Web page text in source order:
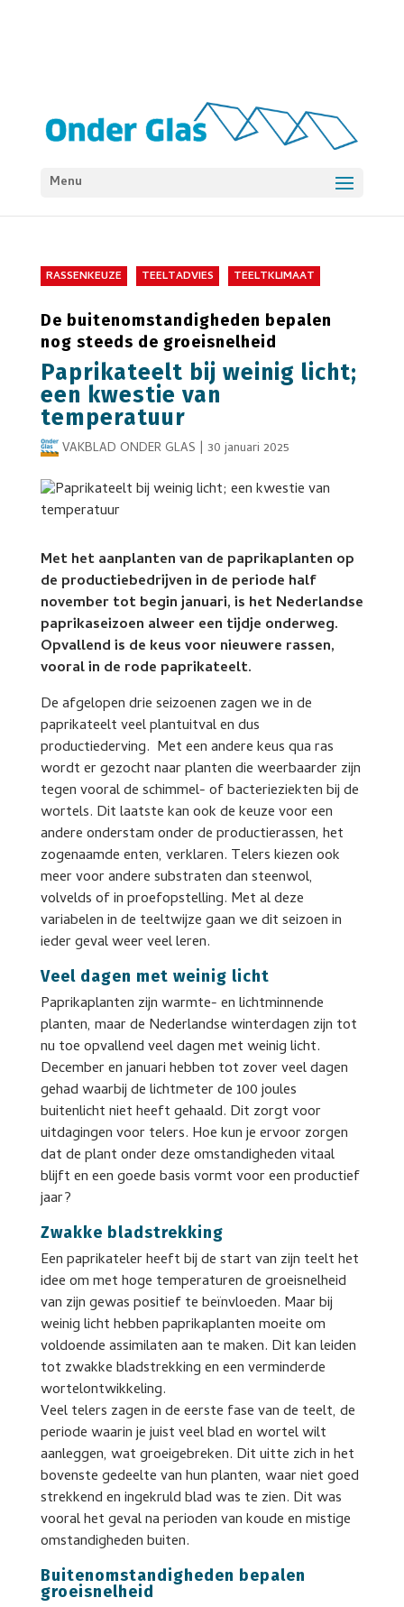
Menu
RASSENKEUZE TEELTADVIES TEELTKLIMAAT
De buitenomstandigheden bepalen
nog steeds de groeisnelheid
Paprikateelt bij weinig licht;
een kwestie van
temperatuur
VAKBLAD ONDER GLAS | 30 januari 2025
Met het aanplanten van de paprikaplanten op
de productiebedrijven in de periode half
november tot begin januari, is het Nederlandse
paprikaseizoen alweer een tijdje onderweg.
Opvallend is de keus voor nieuwere rassen,
vooral in de rode paprikateelt.
De afgelopen drie seizoenen zagen we in de
paprikateelt veel plantuitval en dus
productiederving. Met een andere keus qua ras
wordt er gezocht naar planten die weerbaarder zijn
tegen vooral de schimmel- of bacterieziekten bij de
wortels. Dit laatste kan ook de keuze voor een
andere onderstam onder de productierassen, het
zogenaamde enten, verklaren. Telers kiezen ook
meer voor andere substraten dan steenwol,
volvelds of in proefopstelling. Met al deze
variabelen in de teeltwijze gaan we dit seizoen in
ieder geval weer veel leren.
Veel dagen met weinig licht
Paprikaplanten zijn warmte- en lichtminnende
planten, maar de Nederlandse winterdagen zijn tot
nu toe opvallend veel dagen met weinig licht.
December en januari hebben tot zover veel dagen
gehad waarbij de lichtmeter de 100 joules
buitenlicht niet heeft gehaald. Dit zorgt voor
uitdagingen voor telers. Hoe kun je ervoor zorgen
dat de plant onder deze omstandigheden vitaal
blijft en een goede basis vormt voor een productief
jaar?
Zwakke bladstrekking
Een paprikateler heeft bij de start van zijn teelt het
idee om met hoge temperaturen de groeisnelheid
van zijn gewas positief te beïnvloeden. Maar bij
weinig licht hebben paprikaplanten moeite om
voldoende assimilaten aan te maken. Dit kan leiden
tot zwakke bladstrekking en een verminderde
wortelontwikkeling.
Veel telers zagen in de eerste fase van de teelt, de
periode waarin je juist veel blad en wortel wilt
aanleggen, wat groeigebreken. Dit uitte zich in het
bovenste gedeelte van hun planten, waar niet goed
strekkend en ingekruld blad was te zien. Dit was
vooral het geval na perioden van koude en mistige
omstandigheden buiten.
Buitenomstandigheden bepalen
groeisnelheid